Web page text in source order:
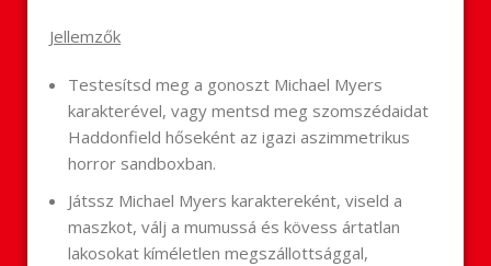
Jellemzők
Testesítsd meg a gonoszt Michael Myers
karakterével, vagy mentsd meg szomszédaidat
Haddonfield hőseként az igazi aszimmetrikus
horror sandboxban.
Játssz Michael Myers karaktereként, viseld a
maszkot, válj a mumussá és kövess ártatlan
lakosokat kíméletlen megszállottsággal,